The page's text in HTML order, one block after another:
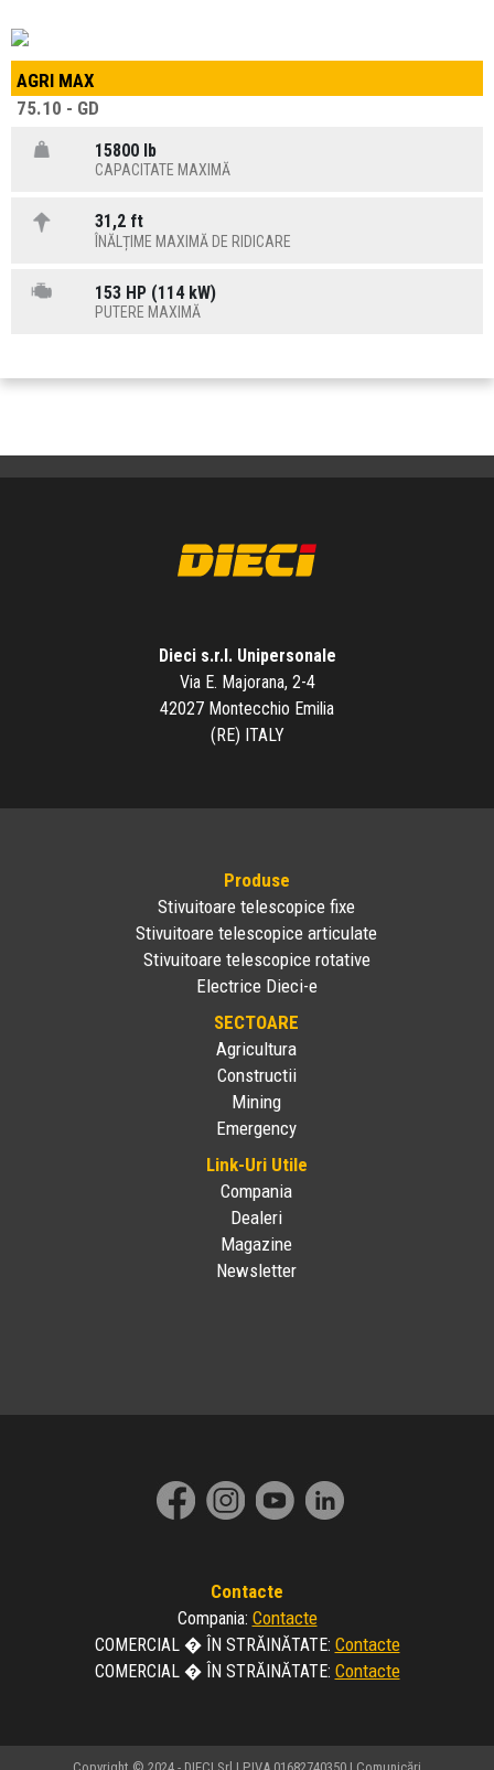
AGRI MAX
75.10 - GD
15800 lb
CAPACITATE MAXIMĂ
31,2 ft
ÎNĂLȚIME MAXIMĂ DE RIDICARE
153 HP (114 kW)
PUTERE MAXIMĂ
Dieci s.r.l. Unipersonale
Via E. Majorana, 2-4
42027 Montecchio Emilia
(RE) ITALY
Produse
Stivuitoare telescopice fixe
Stivuitoare telescopice articulate
Stivuitoare telescopice rotative
Electrice Dieci-e
SECTOARE
Agricultura
Constructii
Mining
Emergency
Link-Uri Utile
Compania
Dealeri
Magazine
Newsletter
Contacte
Compania: Contacte
COMERCIAL � ÎN STRĂINĂTATE: Contacte
COMERCIAL � ÎN STRĂINĂTATE: Contacte